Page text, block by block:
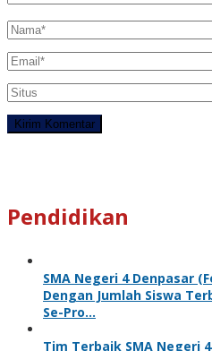
Pendidikan
SMA Negeri 4 Denpasar
Dengan Jumlah Siswa
Se-Pro…
Tim Terbaik SMA Negeri